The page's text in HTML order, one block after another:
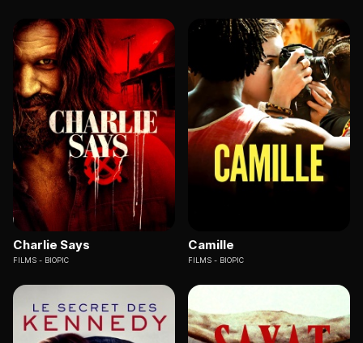
Charlie Says
FILMS BIOPIC
Camille
FILMS BIOPIC